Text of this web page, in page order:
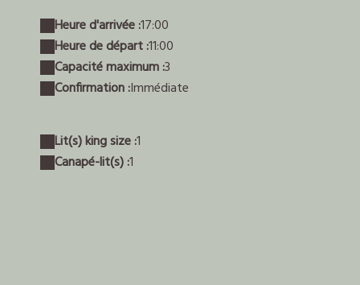
Heure d'arrivée :17:00
Heure de départ :11:00
Capacité maximum :3
Confirmation :Immédiate
Lit(s) king size :1
Canapé-lit(s) :1